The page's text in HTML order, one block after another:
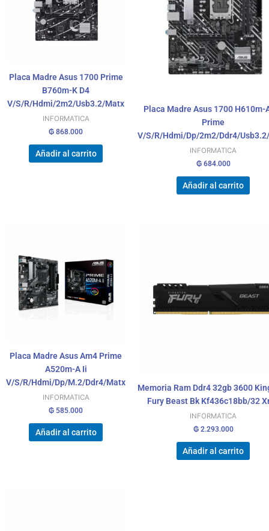
Placa Madre Asus 1700 Prime
B760m-K D4
V/S/R/Hdmi/2m2/Usb3.2/Matx
INFORMATICA
₲ 868.000
Añadir al carrito
Placa Madre Asus 1700 H610m-
Prime
V/S/R/Hdmi/Dp/2m2/Ddr4/
INFORMATICA
₲684.000
Añadir al carrito
Placa Madre Asus Am4 Prime
A520m-A Ii
V/S/R/Hdmi/Dp/M.2/Ddr4/Matx
INFORMATICA
₲ 585.000
Añadir al carrito
Memoria Ram Ddr4 32gb 3600
Fury Beast Bk Kf436c18bb/32
INFORMATICA
₲2.293.000
Añadir al carrito